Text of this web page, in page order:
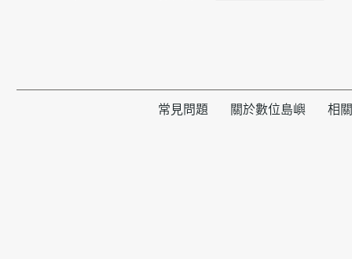
常見問題 關於數位島嶼 相